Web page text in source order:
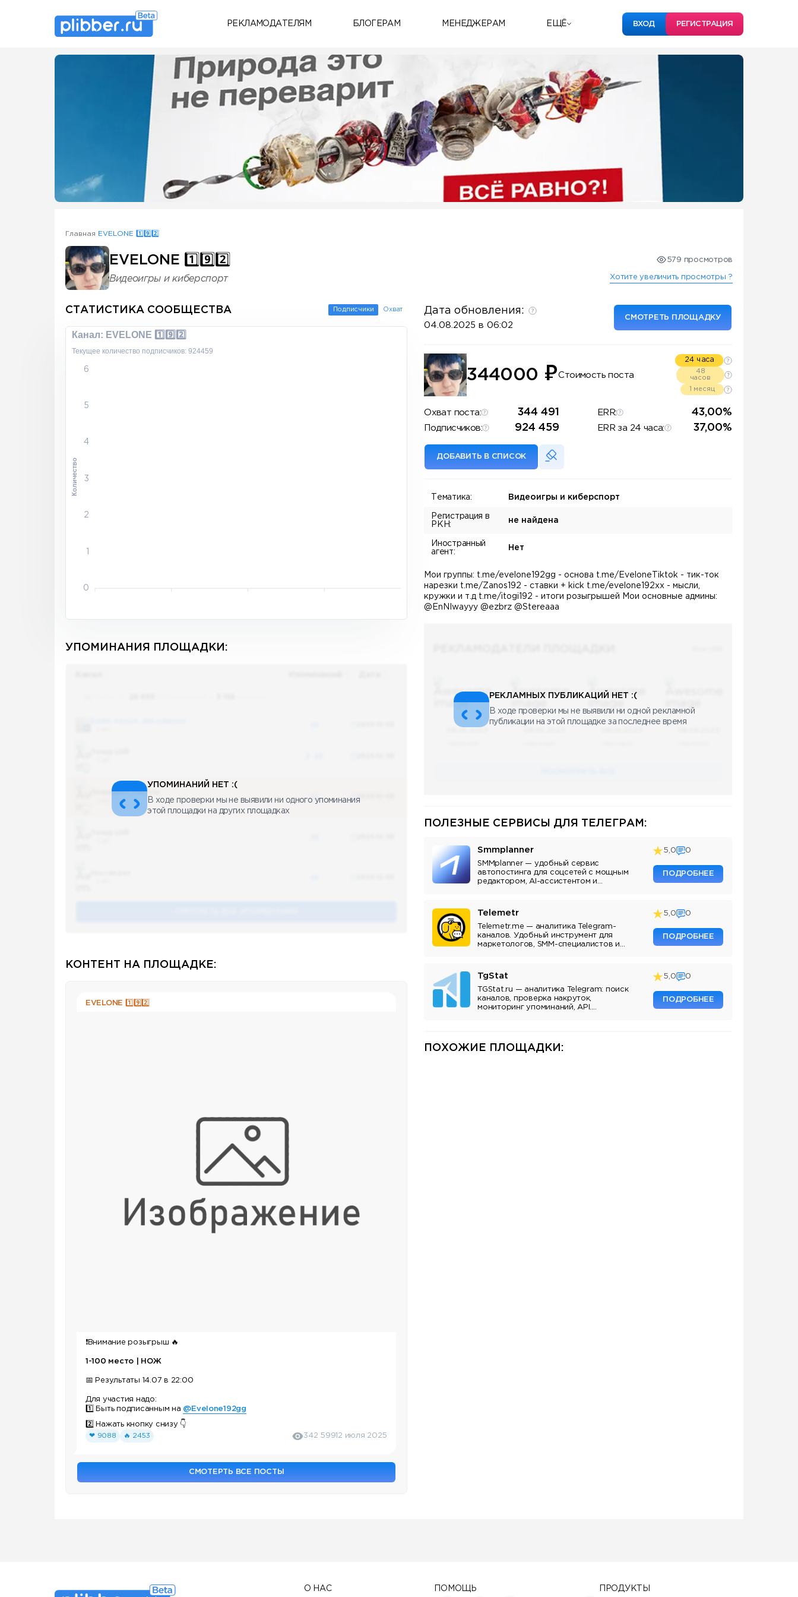
РЕКЛАМОДАТЕЛЯМ БЛОГЕРАМ МЕНЕДЖЕРАМ ЕЩЁ ВХОД РЕГИСТРАЦИЯ
Some SEO Title
Главная EVELONE 1️⃣9️⃣2️⃣
EVELONE 1️⃣9️⃣2️⃣
Видеоигры и киберспорт
579 просмотров
Хотите увеличить просмотры ?
СТАТИСТИКА СООБЩЕСТВА Подписчики Охват
Канал: EVELONE 1️⃣9️⃣2️⃣
Текущее количество подписчиков: 924459
6
5
4
3
2
1
0
Количество
УПОМИНАНИЯ ПЛОЩАДКИ:
Последние новости
УПОМИНАНИЙ НЕТ :(
В ходе проверки мы не выявили ни одного упоминания
этой площадки на других площадках
КОНТЕНТ НА ПЛОЩАДКЕ:
EVELONE 1️⃣9️⃣2️⃣
❗️Внимание розыгрыш 🔥
1-100 место | НОЖ
📅 Результаты 14.07 в 22:00
Для участия надо:
1️⃣ Быть подписанным на @Evelone192gg
2️⃣ Нажать кнопку снизу 👇
❤ 9088
🔥 2453 342 59912 июля 2025
СМОТЕРТЬ ВСЕ ПОСТЫ
Дата обновления:
04.08.2025 в 06:02
СМОТРЕТЬ ПЛОЩАДКУ
344000 ₽Стоимость поста
24 часа
48
часов
1 месяц
Охват поста: 344 491 ERR: 43,00%
Подписчиков: 924 459 ERR за 24 часа: 37,00%
ДОБАВИТЬ В СПИСОК
Тематика: Видеоигры и киберспорт
Регистрация в
РКН:
не найдена
Иностранный
агент:
Нет
Мои группы: t.me/evelone192gg - основа t.me/EveloneTiktok - тик-ток
нарезки t.me/Zanos192 - ставки + kick t.me/evelone192xx - мысли,
кружки и т.д t.me/itogi192 - итоги розыгрышей Мои основные админы:
@EnNIwayyy @ezbrz @Stereaaa
РЕКЛАМНЫХ ПУБЛИКАЦИЙ НЕТ :(
В ходе проверки мы не выявили ни одной рекламной
публикации на этой площадке за последнее время
ПОЛЕЗНЫЕ СЕРВИСЫ ДЛЯ ТЕЛЕГРАМ:
Smmplanner
SMMplanner — удобный сервис
автопостинга для соцсетей с мощным
редактором, AI-ассистентом и
5,0 0
ПОДРОБНЕЕ
Telemetr
Telemetr.me — аналитика Telegram-
каналов. Удобный инструмент для
маркетологов, SMM-специалистов и
5,0 0
ПОДРОБНЕЕ
TgStat
TGStat.ru — аналитика Telegram: поиск
каналов, проверка накруток,
мониторинг упоминаний, API.
5,0 0
ПОДРОБНЕЕ
ПОХОЖИЕ ПЛОЩАДКИ:
О НАС ПОМОЩЬ ПРОДУКТЫ